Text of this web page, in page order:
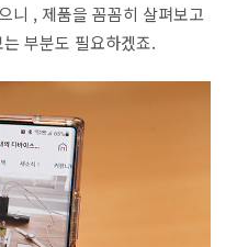
니 , 제품을 꼼꼼히 살펴보고
부분도 필요하겠죠.